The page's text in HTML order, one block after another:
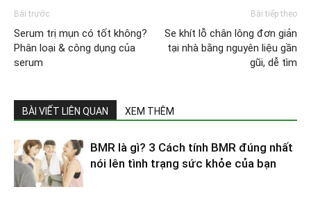
Bài trước
Serum trị mụn có tốt không?
Phân loại & công dụng của
serum
Bài tiếp theo
Se khít lỗ chân lông đơn giản
tại nhà bằng nguyên liệu gần
gũi, dễ tìm
BÀI VIẾT LIÊN QUAN XEM THÊM
BMR là gì? 3 Cách tính BMR đúng nhất
nói lên tình trạng sức khỏe của bạn